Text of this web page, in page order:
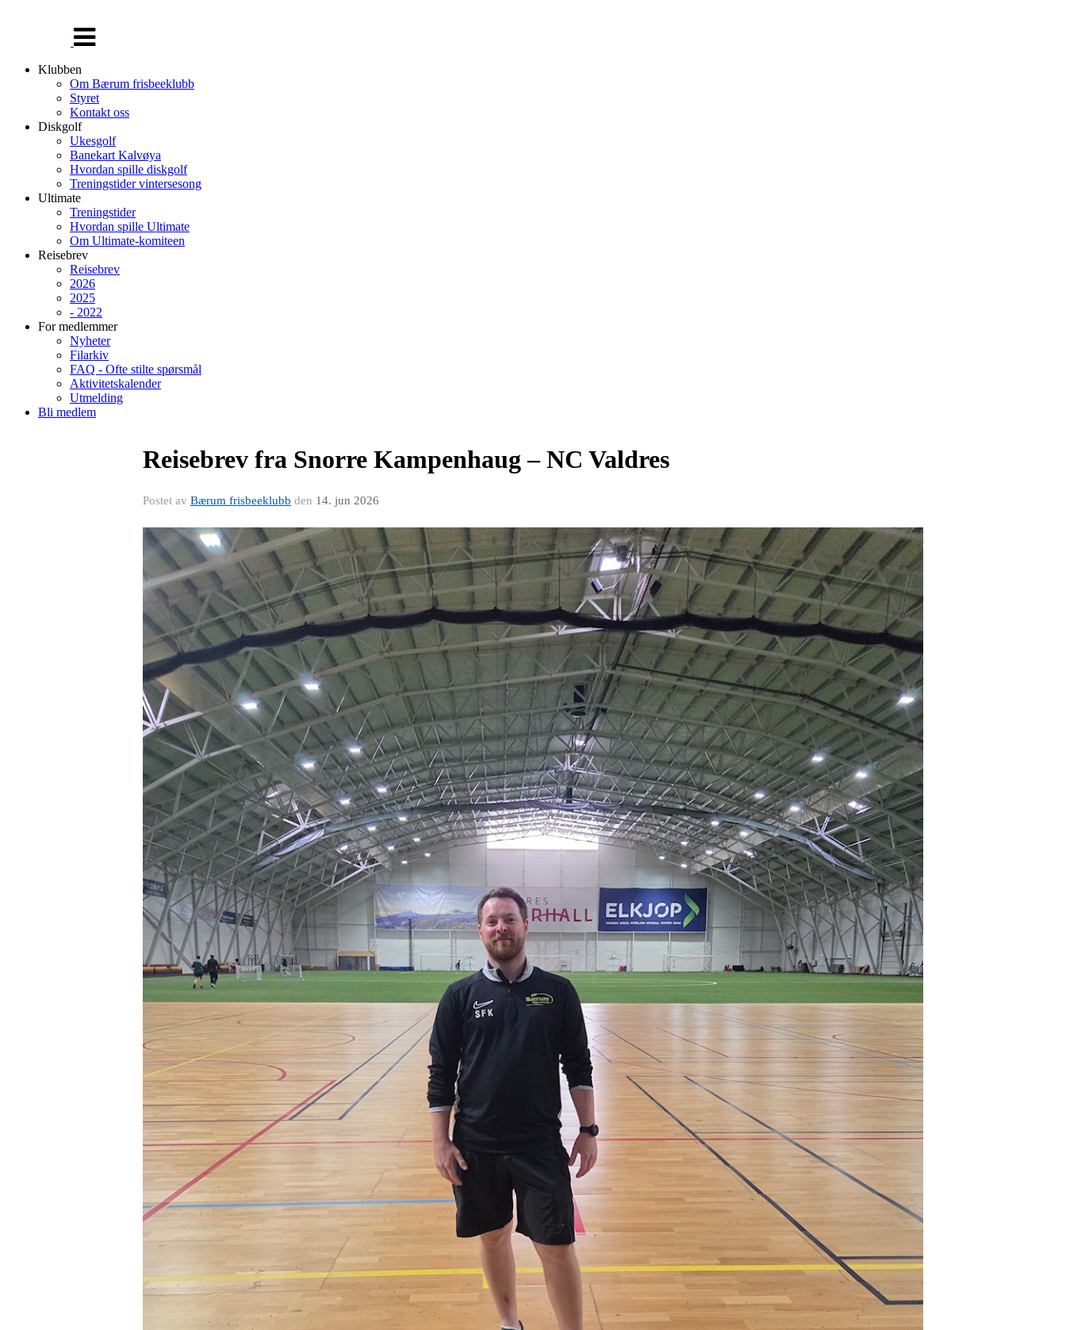
navigasjon
Klubben
Om Bærum frisbeeklubb
Styret
Kontakt oss
Diskgolf
Ukesgolf
Banekart Kalvøya
Hvordan spille diskgolf
Treningstider vintersesong
Ultimate
Treningstider
Hvordan spille Ultimate
Om Ultimate-komiteen
Reisebrev
Reisebrev
2026
2025
- 2022
For medlemmer
Nyheter
Filarkiv
FAQ - Ofte stilte spørsmål
Aktivitetskalender
Utmelding
Bli medlem
Reisebrev fra Snorre Kampenhaug – NC Valdres
Postet av Bærum frisbeeklubb den 14. jun 2026